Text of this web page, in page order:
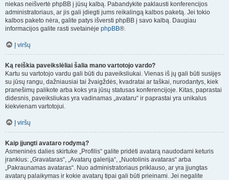
niekas neišvertė phpBB į jūsų kalbą. Pabandykite paklausti konferencijos
administratoriaus, ar jis gali įdiegti jums reikalingą kalbos paketą. Jei tokio
kalbos paketo nėra, galite patys išversti phpBB į savo kalbą. Daugiau
informacijos galite rasti svetainėje phpBB®.
Į viršų
Ką reiškia paveikslėliai šalia mano vartotojo vardo?
Kartu su vartotojo vardu gali būti du paveiksliukai. Vienas iš jų gali būti susijęs
su jūsų rangu, dažniausiai tai žvaigždės, kvadratai ar taškai, nurodantys, kiek
pranešimų palikote arba koks yra jūsų statusas konferencijoje. Kitas, paprastai
didesnis, paveiksliukas yra vadinamas „avataru“ ir paprastai yra unikalus
kiekvienam vartotojui.
Į viršų
Kaip įjungti avataro rodymą?
Asmeninės dalies skirtuke „Profilis“ galite pridėti avatarą naudodami keturis
įrankius: „Gravataras“, „Avatarų galerija“, „Nuotolinis avataras“ arba
„Pakraunamas avataras“. Nuo administratoriaus priklauso, ar yra įjungtas
avatarų palaikymas ir kokie avatarų tipai gali būti prieinami. Jei negalite